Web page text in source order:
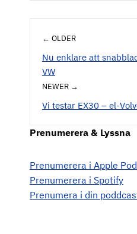
← OLDER
Nu enklare att
VW
NEWER →
Vi testar EX30 – el-
Prenumerera & Lyssna
Prenumerera i Apple
Prenumerera i Spotify
Prenumera i din